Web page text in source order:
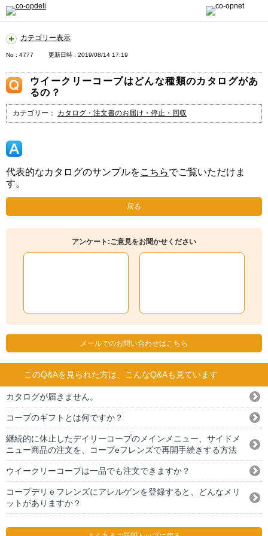
カテゴリー表示
No : 4777 更新日時 : 2019/08/14 17:19
ウイークリーコープはどんな種類のカタログがあ
るの？
カテゴリー： カタログ・注文書のお届け・停止・回収
代表的なカタログのサンプルをこちらでご覧いただけま
す。
戻る
アンケート:ご意見をお聞かせください
メールでのお問い合わせはこちら
このQ&Aを見られた方は、こんなQ&Aも見ています
カタログが届きません。
コープのギフトとは何ですか？
継続的に休止したデイリーコープのメインメニュー、サイドメ
ニュー商品の注文を、コープeフレンズで再開手続きする方法
ウイークリーコープは一品でも注文できますか？
コープデリｅフレンズにアレルゲンを登録すると、どんなメリ
ットがありますか？